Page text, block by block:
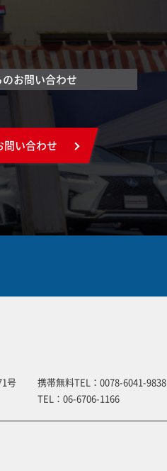
お問い合わせ
問い合わせ
号
携帯無料TEL： 0078-6041-9838
TEL： 06-6706-1166